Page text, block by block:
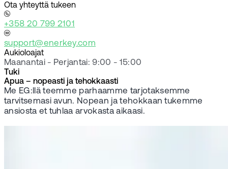
Ota yhteyttä tukeen
+358 20 799 2101
support@enerkey.com
Aukioloajat
Maanantai - Perjantai: 9:00 - 15:00
Tuki
Apua – nopeasti ja tehokkaasti
Me EG:llä teemme parhaamme tarjotaksemme
tarvitsemasi avun. Nopean ja tehokkaan tukemme
ansiosta et tuhlaa arvokasta aikaasi.